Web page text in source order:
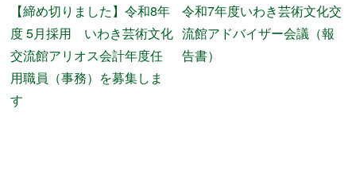
【締め切りました】令和8年
度 5月採用 いわき芸術文化
交流館アリオス会計年度任
用職員（事務）を募集しま
す
令和7年度いわき芸術文化交
流館アドバイザー会議（報
告書）